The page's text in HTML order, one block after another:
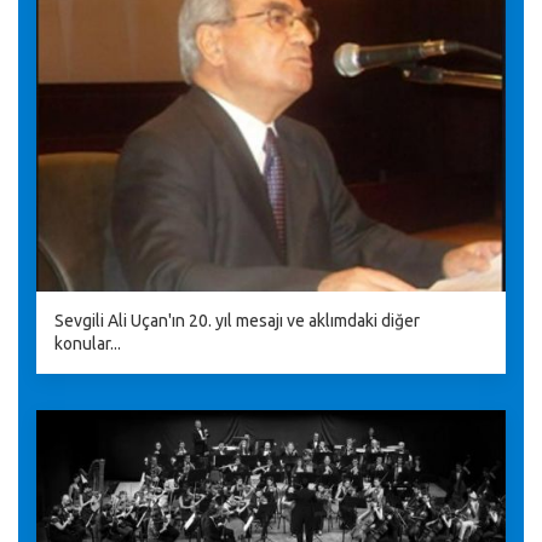
Sevgili Ali Uçan'ın 20. yıl mesajı ve aklımdaki diğer
konular...